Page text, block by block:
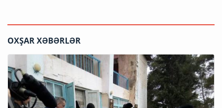
OXŞAR XƏBƏRLƏR